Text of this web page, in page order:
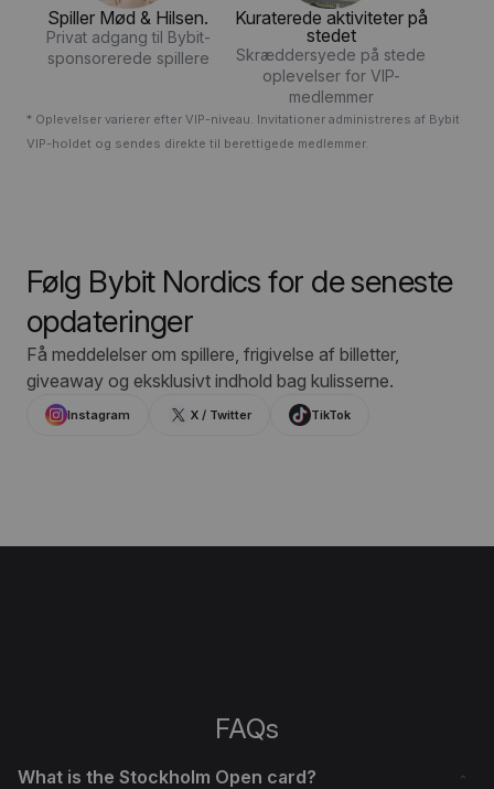
Spiller Mød & Hilsen.
Privat adgang til Bybit-
sponsorerede spillere
Kuraterede aktiviteter på
stedet
Skræddersyede på stede
oplevelser for VIP-
medlemmer
* Oplevelser varierer efter VIP-niveau. Invitationer administreres af Bybit
VIP-holdet og sendes direkte til berettigede medlemmer.
Følg Bybit Nordics for de seneste
opdateringer
Få meddelelser om spillere, frigivelse af billetter,
giveaway og eksklusivt indhold bag kulisserne.
Instagram X / Twitter TikTok
FAQs
What is the Stockholm Open card?